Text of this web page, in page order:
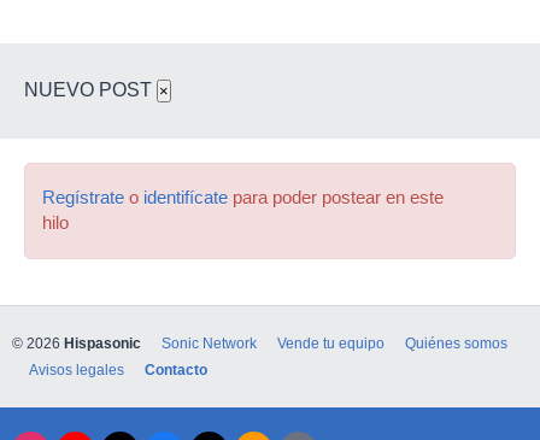
NUEVO POST ×
Regístrate o identifícate para poder postear en este
hilo
© 2026 Hispasonic Sonic Network Vende tu equipo
Quiénes somos
Avisos legales
Contacto